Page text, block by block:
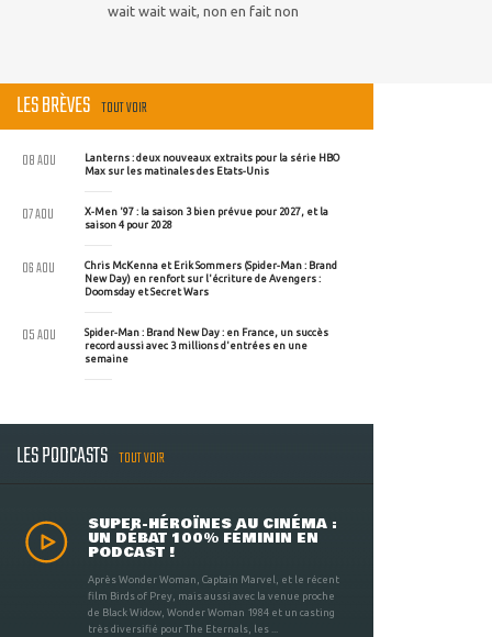
wait wait wait, non en fait non
LES BRÈVES TOUT VOIR
Lanterns : deux nouveaux extraits pour la série HBO
Max sur les matinales des Etats-Unis
08 AOU
X-Men '97 : la saison 3 bien prévue pour 2027, et la
saison 4 pour 2028
07 AOU
Chris McKenna et Erik Sommers (Spider-Man : Brand
New Day) en renfort sur l'écriture de Avengers :
Doomsday et Secret Wars
06 AOU
Spider-Man : Brand New Day : en France, un succès
record aussi avec 3 millions d'entrées en une
semaine
05 AOU
LES PODCASTS TOUT VOIR
SUPER-HÉROÏNES AU CINÉMA :
UN DÉBAT 100% FÉMININ EN
PODCAST !
Après Wonder Woman, Captain Marvel, et le récent
film Birds of Prey, mais aussi avec la venue proche
de Black Widow, Wonder Woman 1984 et un casting
très diversifié pour The Eternals, les ...